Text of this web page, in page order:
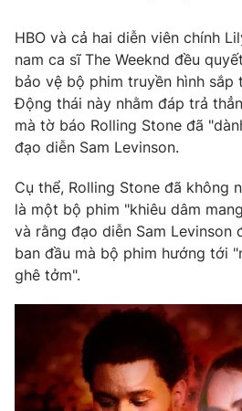
Câu chuyện quốc tế
Thị trường
Góc doanh nghiệp
Truyền hình
Phim VTV
Hậu trường
Nhân vật
Khán giả
Giải sao mai
Giải trí
Âm nhạc
Sao
Đời sống
Du lịch
Làm đẹp
Giáo dục
Tuyển sinh
Học trực tuyến
Công nghệ
Hitech Công nghệ tương lai
Sản phẩm
Thị trường
Giao lưu trực tuyến
Lịch phát sóng
HBO và cả hai diễn viên chính
nam ca sĩ The Weeknd đều
bảo vệ bộ phim truyền hình sắp
Động thái này nhằm đáp trả
mà tờ báo Rolling Stone đã
đạo diễn Sam Levinson.
Cụ thể, Rolling Stone đã không
là một bộ phim "khiêu dâm
và rằng đạo diễn Sam Levinson
ban đầu mà bộ phim hướng tới
ghê tởm".